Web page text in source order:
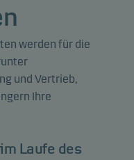
EUR
werden für die
und Vertrieb,
Ihre
Laufe des